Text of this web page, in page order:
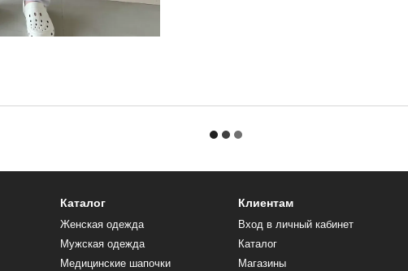
Каталог
Женская одежда
Мужская одежда
Медицинские шапочки
Клиентам
Вход в личный кабинет
Каталог
Магазины